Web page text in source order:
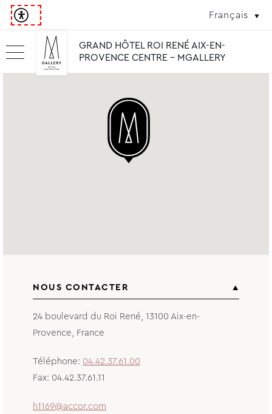
Français
GRAND HÔTEL ROI RENÉ AIX-EN-
PROVENCE CENTRE - MGALLERY
NOUS CONTACTER
24 boulevard du Roi René, 13100Aix-en-
Provence, France
Téléphone 04.42.37.61.00
Fax 04.42.37.61.11
h1169@accor.com